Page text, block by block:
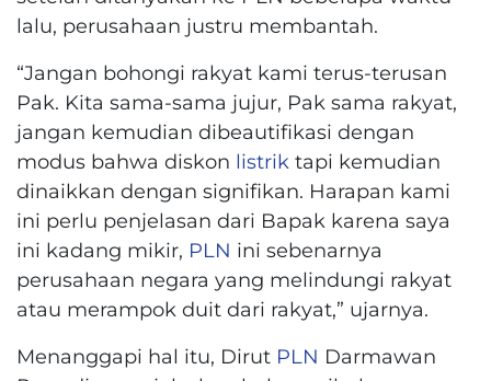
lalu, perusahaan justru membantah.
“Jangan bohongi rakyat kami terus-terusan
Pak. Kita sama-sama jujur, Pak sama rakyat,
jangan kemudian dibeautifikasi dengan
modus bahwa diskon listrik tapi kemudian
dinaikkan dengan signifikan. Harapan kami
ini perlu penjelasan dari Bapak karena saya
ini kadang mikir, PLN ini sebenarnya
perusahaan negara yang melindungi rakyat
atau merampok duit dari rakyat,” ujarnya.
Menanggapi hal itu, Dirut PLN Darmawan